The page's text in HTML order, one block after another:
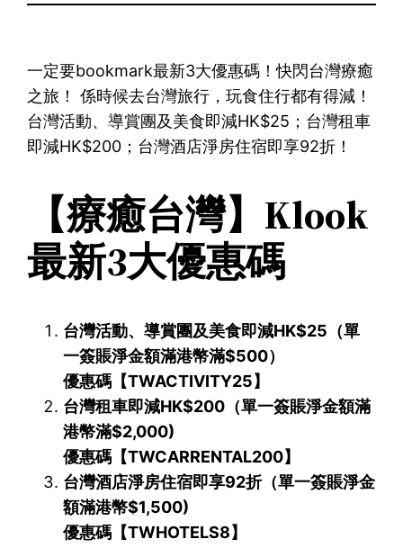
一定要bookmark最新3大優惠碼！快閃台灣療癒
之旅！ 係時候去台灣旅行，玩食住行都有得減！
台灣活動、導賞團及美食即減HK$25；台灣租車
即減HK$200；台灣酒店淨房住宿即享92折！
【療癒台灣】Klook
最新3大優惠碼
台灣活動、導賞團及美食即減HK$25（單
一簽賬淨金額滿港幣滿$500）
優惠碼【TWACTIVITY25】
台灣租車即減HK$200（單一簽賬淨金額滿
港幣滿$2,000)
優惠碼【TWCARRENTAL200】
台灣酒店淨房住宿即享92折（單一簽賬淨金
額滿港幣$1,500)
優惠碼【TWHOTELS8】